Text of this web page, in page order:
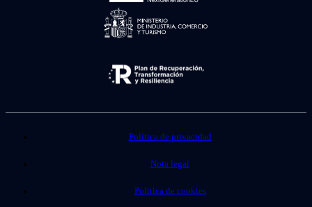
Política de privacidad
Nota legal
Política de cookies